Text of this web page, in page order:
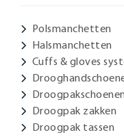
Polsmanchetten
Halsmanchetten
Cuffs & gloves
Droogpak zakken
Droogpak tassen